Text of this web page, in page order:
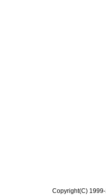
Copyright(C)